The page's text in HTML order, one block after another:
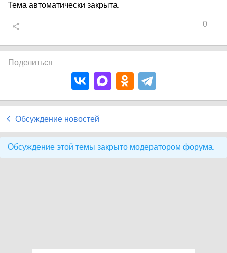
Тема автоматически закрыта.
0
Поделиться
Обсуждение новостей
Обсуждение этой темы закрыто модератором форума.